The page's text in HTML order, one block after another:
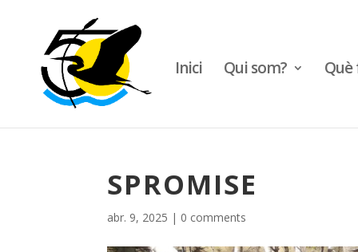
Inici Qui som? Què
SPROMISE
abr. 9, 2025 | 0 comments